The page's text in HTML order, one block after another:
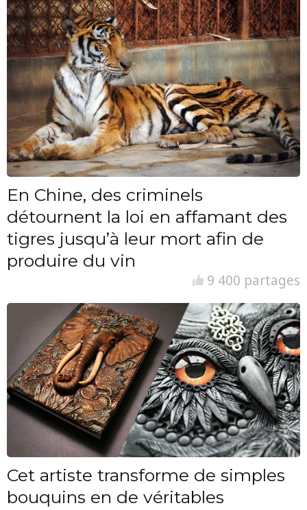
En Chine, des criminels
détournent la loi en affamant des
tigres jusqu’à leur mort afin de
produire du vin
9 400 partages
Cet artiste transforme de simples
bouquins en de véritables